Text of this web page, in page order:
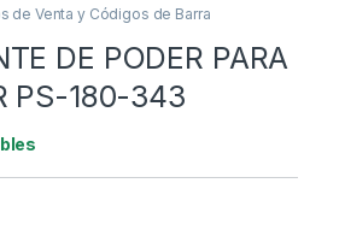
de Venta y Códigos de Barra
DE PODER PARA
PS-180-343